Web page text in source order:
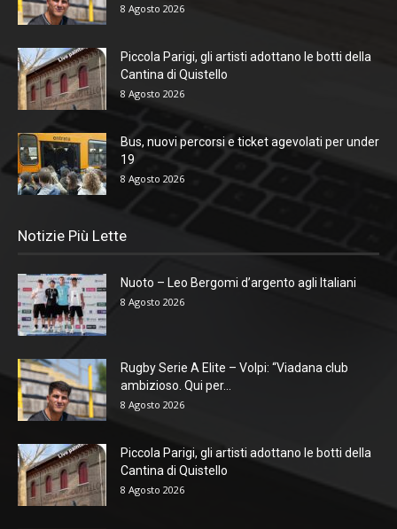
8 Agosto 2026
Piccola Parigi, gli artisti adottano le botti della
Cantina di Quistello
8 Agosto 2026
Bus, nuovi percorsi e ticket agevolati per under
19
8 Agosto 2026
Notizie Più Lette
Nuoto – Leo Bergomi d’argento agli Italiani
8 Agosto 2026
Rugby Serie A Elite – Volpi: “Viadana club
ambizioso. Qui per...
8 Agosto 2026
Piccola Parigi, gli artisti adottano le botti della
Cantina di Quistello
8 Agosto 2026